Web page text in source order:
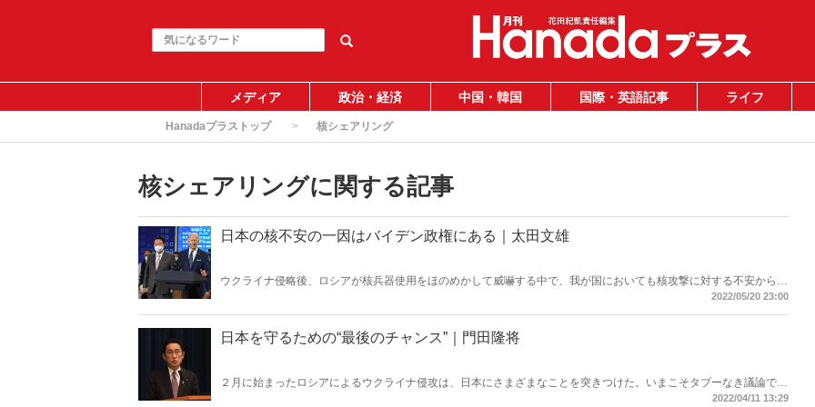
メディア 政治・経済 中国・韓国 国際・英語記事 ライフ
Hanadaプラストップ 核シェアリング
核シェアリングに関する記事
日本の核不安の一因はバイデン政権にある｜太田文雄
ウクライナ侵略後、ロシアが核兵器使用をほのめかして威嚇する中で、我が国においても核攻撃に対する不安から、
米国との核共有や日本独自の核保有を検討すべきだとの議論が高まっている。そうした不安の一因はバイデン政権の
2022/05/20 23:00
日本を守るための“最後のチャンス”｜門田隆将
２月に始まったロシアによるウクライナ侵攻は、日本にさまざまなことを突きつけた。いまこそタブーなき議論で日
2022/04/11 13:29